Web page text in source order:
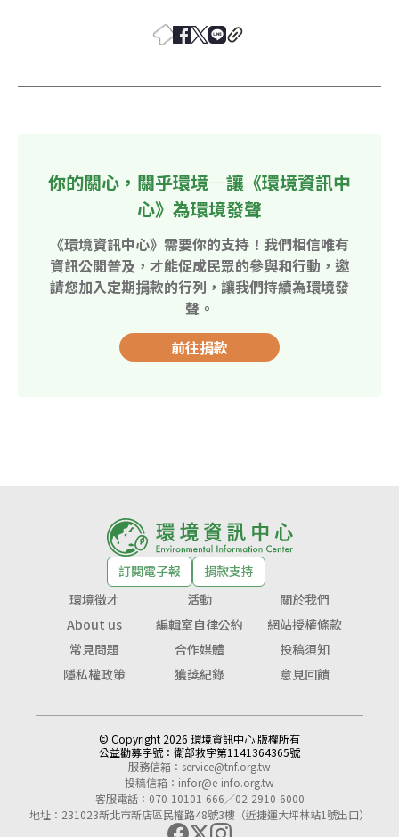
你的關心，關乎環境—讓《環境資訊中
心》為環境發聲
《環境資訊中心》需要你的支持！我們相信唯有
資訊公開普及，才能促成民眾的參與和行動，邀
請您加入定期捐款的行列，讓我們持續為環境發
聲。
前往捐款
訂閱電子報
捐款支持
環境徵才
活動
關於我們
About us
編輯室自律公約
網站授權條款
常見問題
合作媒體
投稿須知
隱私權政策
獲獎紀錄 意見回饋
© Copyright 2026 環境資訊中心 版權所有
公益勸募字號： 衛部救字第1141364365號
服務信箱： service@tnf.org.tw
投稿信箱： infor@e-info.org.tw
客服電話：070-10101-666／02-2910-6000
地址：231023新北市新店區民權路48號3樓（近捷運大坪林站1號出口）